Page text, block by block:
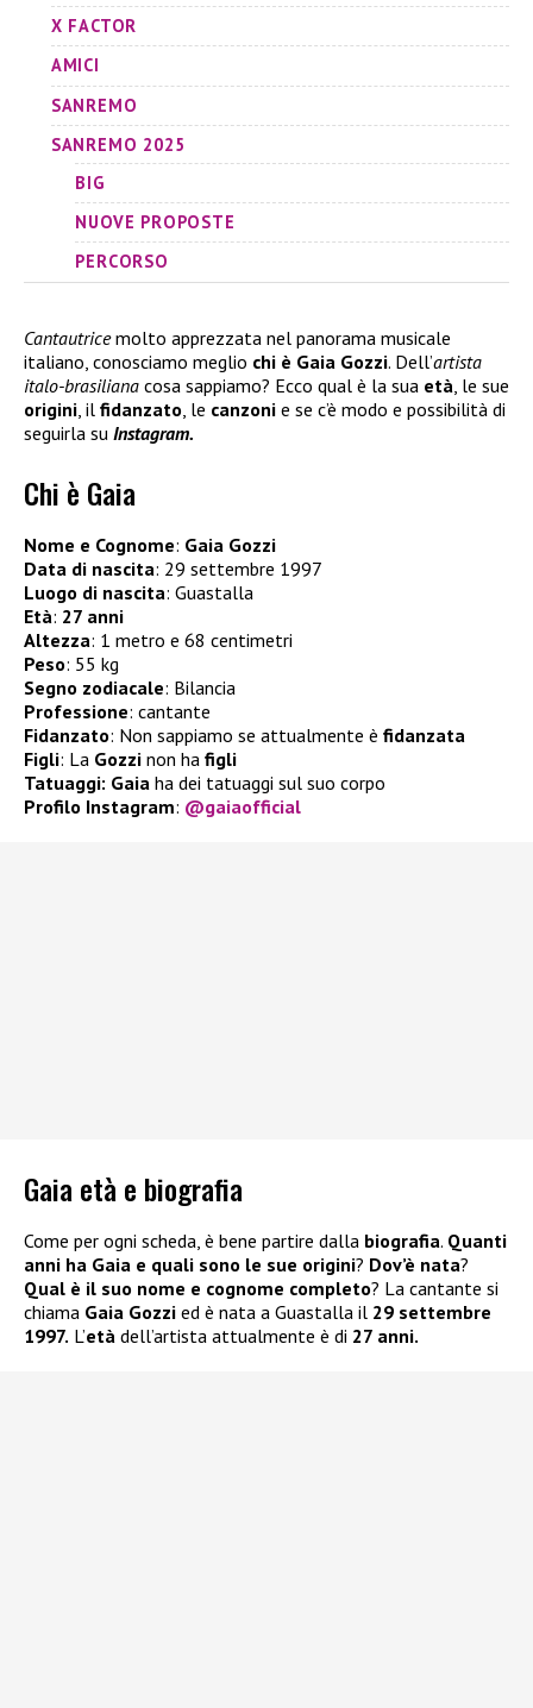
X FACTOR
AMICI
SANREMO
SANREMO 2025
BIG
NUOVE PROPOSTE
PERCORSO
Cantautricemolto apprezzata nel panorama musicale
italiano, conosciamo meglio chi è Gaia Gozzi. Dell’artista
italo-brasiliana cosa sappiamo? Ecco qual è la sua età , le sue
origini , il fidanzato , le canzoni e se c’è modo e possibilità di
seguirla su Instagram.
Chi è Gaia
Nome e Cognome: Gaia Gozzi
Data di nascita: 29 settembre 1997
Luogo di nascita: Guastalla
Età: 27 anni
Altezza: 1 metro e 68 centimetri
Peso: 55 kg
Segno zodiacale: Bilancia
Professione: cantante
Fidanzato: Non sappiamo se attualmente è fidanzata
Figli: La Gozzi non ha figli
Tatuaggi: Gaia ha dei tatuaggi sul suo corpo
Profilo Instagram: @gaiaofficial
Gaia età e biografia
Come per ogni scheda, è bene partire dalla biografia. Quanti
anni ha Gaia e quali sono le sue origini? Dov’è nata?
Qual è il suo nome e cognome completo? La cantante si
chiama Gaia Gozzi ed è nata a Guastalla il 29 settembre
1997. L’età dell’artista attualmente è di 27 anni.